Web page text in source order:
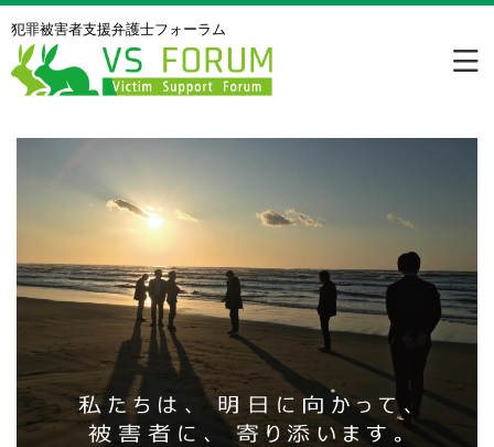
犯罪被害者⽀援弁護⼠フォーラム